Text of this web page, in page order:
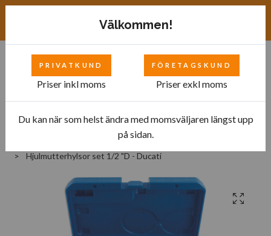
Tillbehör till motorcyklar
Verktyg för hjul och däck
Hjulmutterhylsor set 1/2 "D - Ducati
Välkommen!
PRIVATKUND
Priser inkl moms
FÖRETAGSKUND
Priser exkl moms
Du kan när som helst ändra med momsväljaren längst upp
på sidan.